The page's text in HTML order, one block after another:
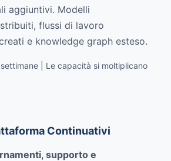
aggiuntivi. Modelli
flussi di lavoro
e knowledge graph esteso.
| Le capacità si moltiplicano
Continuativi
supporto e